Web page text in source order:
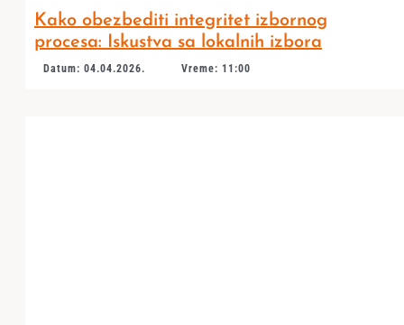
Kako obezbediti integritet izbornog
procesa: Iskustva sa lokalnih izbora
Datum: 04.04.2026. Vreme: 11:00